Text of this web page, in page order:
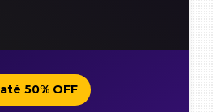
até 50% OFF